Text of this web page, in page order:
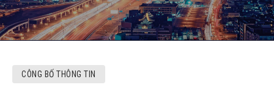
CÔNG BỐ THÔNG TIN